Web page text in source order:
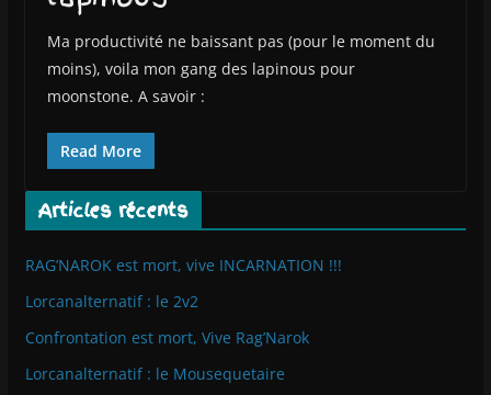
Ma productivité ne baissant pas (pour le moment du
moins), voila mon gang des lapinous pour
moonstone. A savoir :
Read More
Articles récents
RAG’NAROK est mort, vive INCARNATION !!!
Lorcanalternatif : le 2v2
Confrontation est mort, Vive Rag’Narok
Lorcanalternatif : le Mousequetaire